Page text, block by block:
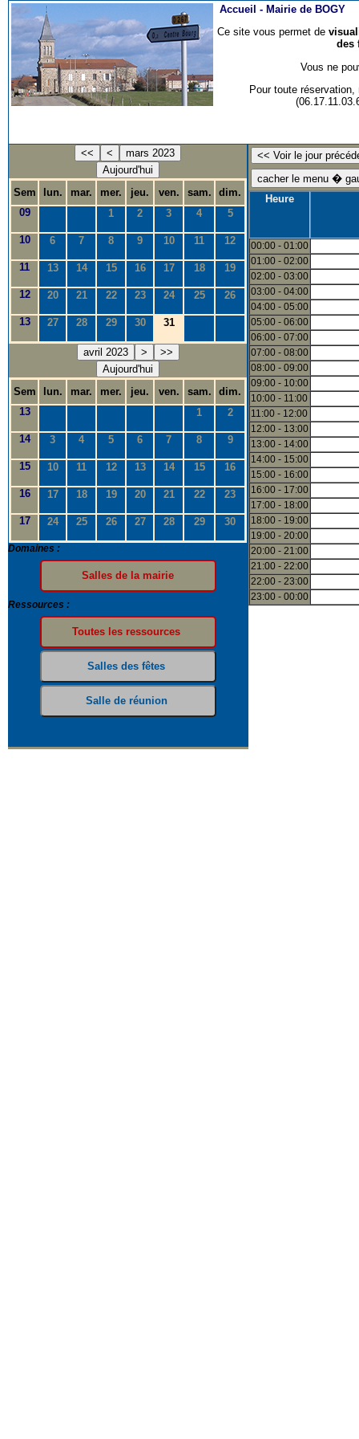
Accueil - Mairie de BOGY
Ce site vous permet de
des
Vous ne
Pour toute
<< <
mars 2023
Aujourd'hui
Sem
lun. mar. mer. jeu. ven. sam.
dim.
09
1 2 3 4 5
10 6 7 8 9 10 11 12
11 13 14 15 16 17 18 19
12 20 21 22 23 24 25 26
13 27 28 29 30 31
avril 2023 >
>>
Aujourd'hui
Sem
lun. mar. mer. jeu. ven. sam.
dim.
13
1 2
14 3 4 5 6 7 8 9
15 10 11 12 13 14 15 16
16 17 18 19 20 21 22 23
17 24 25 26 27 28 29 30
Domaines :
Ressources :
Heure
00:00 - 01:00
01:00 - 02:00
02:00 - 03:00
03:00 - 04:00
04:00 - 05:00
05:00 - 06:00
06:00 - 07:00
07:00 - 08:00
08:00 - 09:00
09:00 - 10:00
10:00 - 11:00
11:00 - 12:00
12:00 - 13:00
13:00 - 14:00
14:00 - 15:00
15:00 - 16:00
16:00 - 17:00
17:00 - 18:00
18:00 - 19:00
19:00 - 20:00
20:00 - 21:00
21:00 - 22:00
22:00 - 23:00
23:00 - 00:00